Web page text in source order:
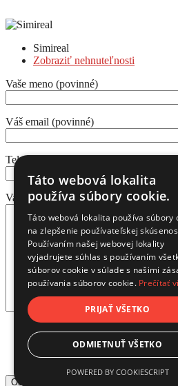
Simireal
Zobraziť nehnuteľnosti
Vaše meno (povinné)
Váš email (povinné)
Telefónne číslo
Vaša správa
Súhlasím so spracúvaním
marketing/zasielanie noviniek po
priezvisko, e-mail.
Táto webová lokalita
používa súbory cookie.
Táto webová lokalita používa súbory
na zlepšenie používateľskej
Používaním našej webovej lokality
vyjadrujete súhlas s používaním
súborov cookie v súlade s našimi
používania súborov cookie. Prečítať
PRIJAŤ VŠETKO
ODMIETNUŤ VŠETKO
POWERED BY COOKIESCRIPT